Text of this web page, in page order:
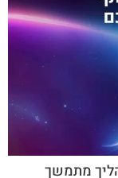
מתמשך